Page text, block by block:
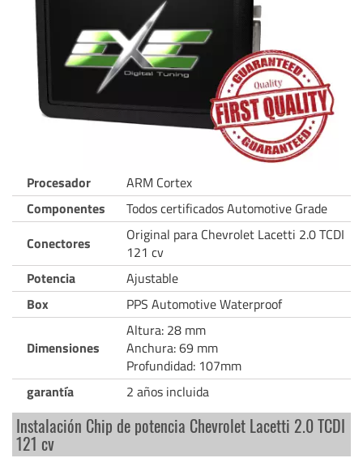
Procesador
ARM Cortex
Componentes
Todos certificados Automotive Grade
Conectores
Original para Chevrolet Lacetti 2.0 TCDI
121 cv
Potencia
Ajustable
Box
PPS Automotive Waterproof
Dimensiones
Altura: 28 mm
Anchura: 69 mm
Profundidad: 107mm
garantía
2 años incluida
Instalación Chip de potencia Chevrolet Lacetti 2.0 TCDI
121 cv